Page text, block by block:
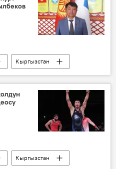
Кыргызстан
Ош
мандат
Кыргызстан